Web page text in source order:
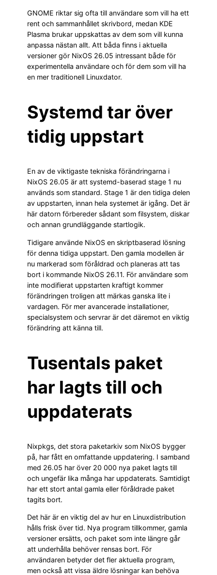
GNOME riktar sig ofta till användare som vill ha ett
rent och sammanhållet skrivbord, medan KDE
Plasma brukar uppskattas av dem som vill kunna
anpassa nästan allt. Att båda finns i aktuella
versioner gör NixOS 26.05 intressant både för
experimentella användare och för dem som vill ha
en mer traditionell Linuxdator.
Systemd tar över
tidig uppstart
En av de viktigaste tekniska förändringarna i
NixOS 26.05 är att systemd-baserad stage 1 nu
används som standard. Stage 1 är den tidiga delen
av uppstarten, innan hela systemet är igång. Det är
här datorn förbereder sådant som filsystem, diskar
och annan grundläggande startlogik.
Tidigare använde NixOS en skriptbaserad lösning
för denna tidiga uppstart. Den gamla modellen är
nu markerad som föråldrad och planeras att tas
bort i kommande NixOS 26.11. För användare som
inte modifierat uppstarten kraftigt kommer
förändringen troligen att märkas ganska lite i
vardagen. För mer avancerade installationer,
specialsystem och servrar är det däremot en viktig
förändring att känna till.
Tusentals paket
har lagts till och
uppdaterats
Nixpkgs, det stora paketarkiv som NixOS bygger
på, har fått en omfattande uppdatering. I samband
med 26.05 har över 20 000 nya paket lagts till
och ungefär lika många har uppdaterats. Samtidigt
har ett stort antal gamla eller föråldrade paket
tagits bort.
Det här är en viktig del av hur en Linuxdistribution
hålls frisk över tid. Nya program tillkommer, gamla
versioner ersätts, och paket som inte längre går
att underhålla behöver rensas bort. För
användaren betyder det fler aktuella program,
men också att vissa äldre lösningar kan behöva